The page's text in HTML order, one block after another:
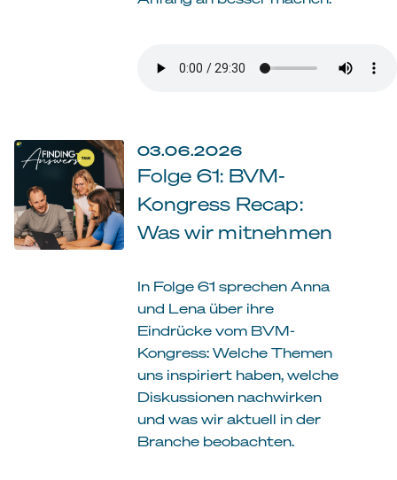
03.06.2026
Folge 61: BVM-
Kongress Recap:
Was wir mitnehmen
In Folge 61 sprechen Anna
und Lena über ihre
Eindrücke vom BVM-
Kongress: Welche Themen
uns inspiriert haben, welche
Diskussionen nachwirken
und was wir aktuell in der
Branche beobachten.